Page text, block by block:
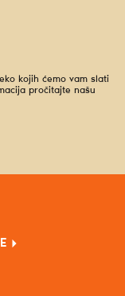
kojih ćemo vam slati
pročitajte našu